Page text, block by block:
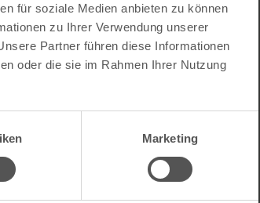
für soziale Medien anbieten zu können
zu Ihrer Verwendung unserer
Partner führen diese Informationen
oder die sie im Rahmen Ihrer Nutzung
Marketing